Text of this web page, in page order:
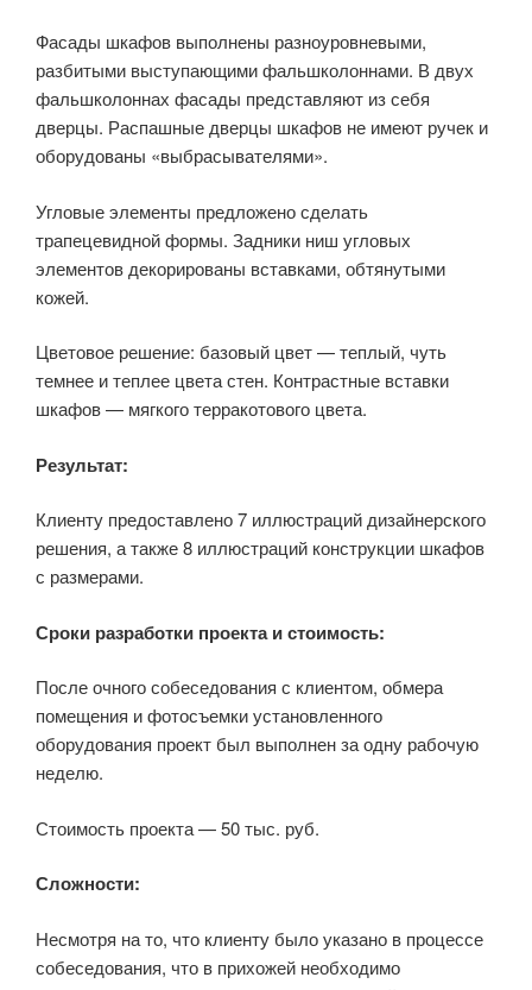
Фасады шкафов выполнены разноуровневыми,
разбитыми выступающими фальшколоннами. В двух
фальшколоннах фасады представляют из себя
дверцы. Распашные дверцы шкафов не имеют ручек и
оборудованы «выбрасывателями».
Угловые элементы предложено сделать
трапецевидной формы. Задники ниш угловых
элементов декорированы вставками, обтянутыми
кожей.
Цветовое решение: базовый цвет — теплый, чуть
темнее и теплее цвета стен. Контрастные вставки
шкафов — мягкого терракотового цвета.
Результат:
Клиенту предоставлено 7 иллюстраций дизайнерского
решения, а также 8 иллюстраций конструкции шкафов
с размерами.
Сроки разработки проекта и стоимость:
После очного собеседования с клиентом, обмера
помещения и фотосъемки установленного
оборудования проект был выполнен за одну рабочую
неделю.
Стоимость проекта — 50 тыс. руб.
Сложности:
Несмотря на то, что клиенту было указано в процессе
собеседования, что в прихожей необходимо